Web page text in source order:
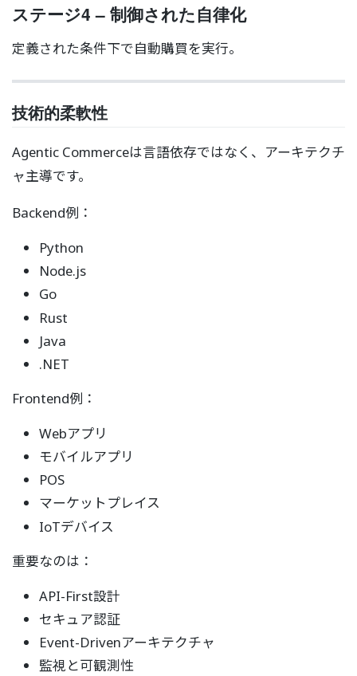
ステージ4 – 制御された自律化
定義された条件下で自動購買を実行。
技術的柔軟性
Agentic Commerceは言語依存ではなく、アーキテクチ
ャ主導です。
Backend例：
Python
Node.js
Go
Rust
Java
.NET
Frontend例：
Webアプリ
モバイルアプリ
POS
マーケットプレイス
IoTデバイス
重要なのは：
API-First設計
セキュア認証
Event-Drivenアーキテクチャ
監視と可観測性